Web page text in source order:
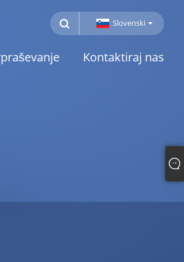
Slovenski
Kontaktiraj nas